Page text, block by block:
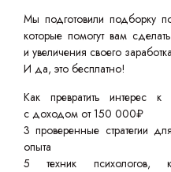
Мы подготовили подборку
которые помогут вам
и увеличения своего
И да, это бесплатно!
Как превратить интерес
с доходом от 150 000₽
3 проверенные стратегии
опыта
5 техник психологов,